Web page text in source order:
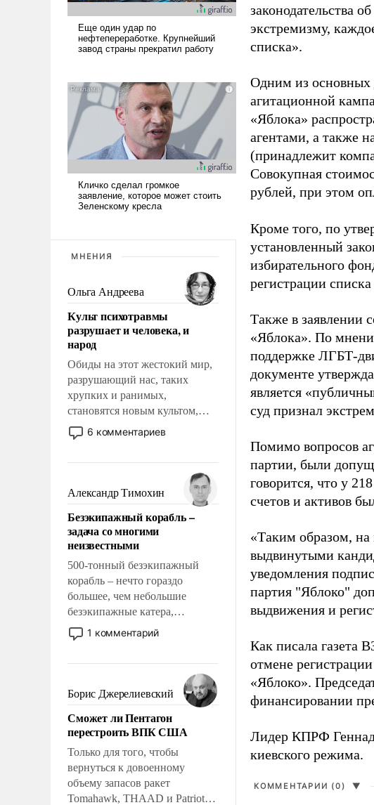
МНЕНИЯ
Ольга Андреева
Культ психотравмы
разрушает и человека, и
народ
Обиды на этот жестокий мир,
разрушающий нас, таких
хрупких и ранимых,
становятся новым культом,
постепенно вытесняя и
отменяя традиционное
мужественным и твердым под
ударами судьбы, брать на себя
ответственность, помогать
слабым, идти вперед и
адаптироваться.
6 комментариев
Александр Тимохин
Безэкипажный корабль –
задача со многими
неизвестными
500-тонный безэкипажный
корабль – нечто гораздо
большее, чем небольшие
безэкипажные катера,
применение которых уже
стало обыденностью. Задача по
сложна и амбициозна. Однако
и ее реализация радикально
поднимет наши боевые
возможности.
1 комментарий
Борис Джерелиевский
Сможет ли Пентагон
перестроить ВПК США
Только для того, чтобы
вернуться к довоенному
объему запасов ракет
Tomahawk, THAAD и Patriot
законодательства
экстремизму,
списка».
Одним из основных
агитационной
«Яблока»
агентами, а также
(принадлежит
Совокупная
рублей, при этом
Кроме того, по
установленный
избирательного
регистрации
Также в заявлении
«Яблока». По
поддержке ЛГБТ-
документе
является
суд признал
Помимо вопросов
партии, были
говорится, что у
счетов и активов
«Таким образом, на
выдвинутыми
уведомления
партия "Яблоко"
выдвижения и
Как писала газета
отмене
«Яблоко».
финансировании
Лидер КПРФ
киевского режима.
КОММЕНТАРИИ (0) ▼